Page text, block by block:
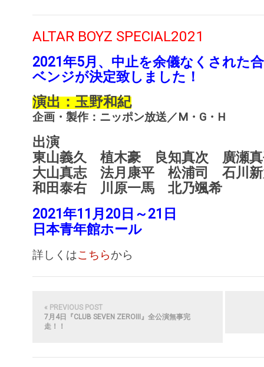
ALTAR BOYZ SPECIAL2021
2021年5月、中止を余儀なくされた
ベンジが決定致しました！
演出：玉野和紀
企画・製作：ニッポン放送／M・G・H
出演
東山義久 植木豪 良知真次 廣瀬
大山真志 法月康平 松浦司 石川
和田泰右 川原一馬 北乃颯希
2021年11月20日～21日
日本青年館ホール
詳しくはこちらから
« PREVIOUS POST
7月4日『CLUB SEVEN ZEROⅢ』全公演無事完
走！！